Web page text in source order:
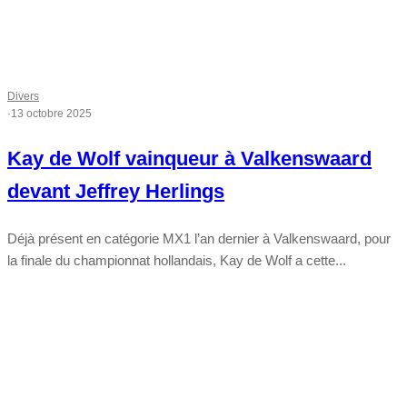
Divers
·13 octobre 2025
Kay de Wolf vainqueur à Valkenswaard
devant Jeffrey Herlings
Déjà présent en catégorie MX1 l’an dernier à Valkenswaard, pour
la finale du championnat hollandais, Kay de Wolf a cette...